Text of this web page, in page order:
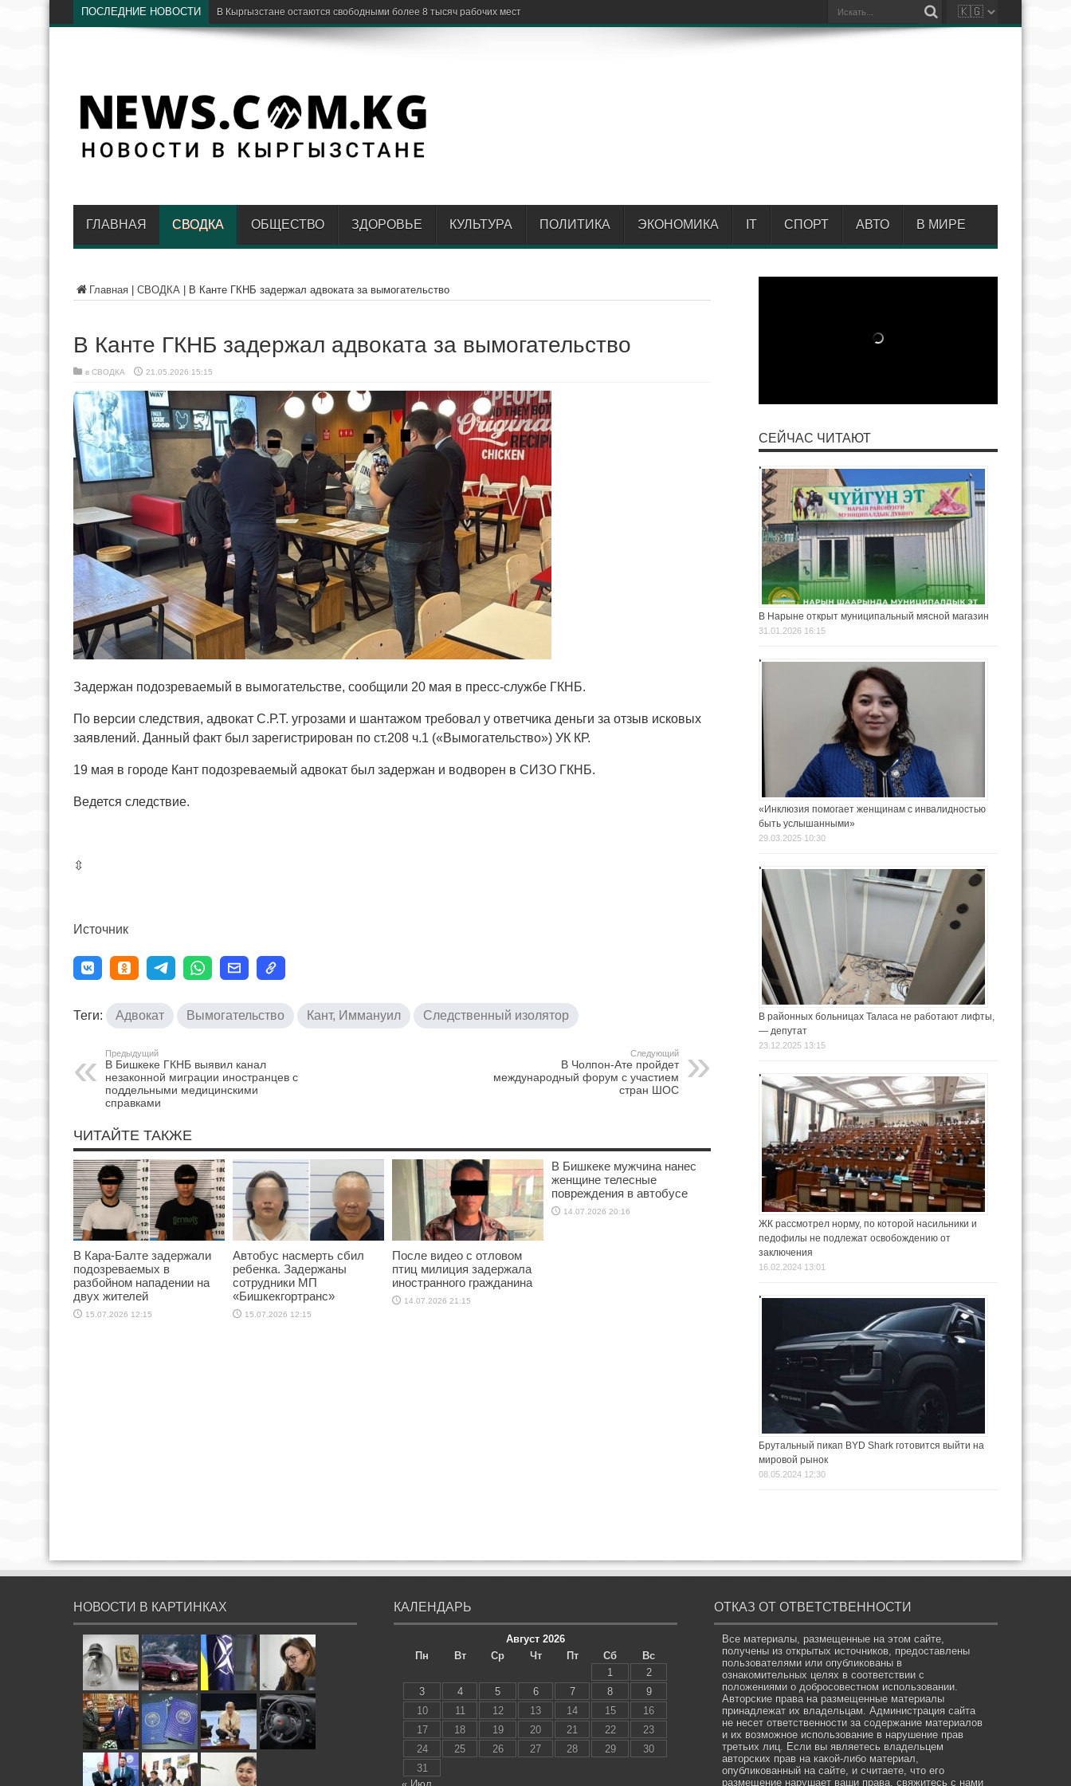
ПОСЛЕДНИЕ НОВОСТИ
ГЛАВНАЯ СВОДКА ОБЩЕСТВО ЗДОРОВЬЕ КУЛЬТУРА ПОЛИТИКА ЭКОНОМИКА IT СПОРТ АВТО В МИРЕ
Главная СВОДКА В Канте ГКНБ задержал адвоката за вымогательство
В Канте ГКНБ задержал адвоката за вымогательство
в СВОДКА 21.05.2026 15:15
Задержан подозреваемый в вымогательстве, сообщили 20 мая в пресс-службе ГКНБ.
По версии следствия, адвокат С.Р.Т. угрозами и шантажом требовал у ответчика деньги за отзыв исковых
заявлений. Данный факт был зарегистрирован по ст.208 ч.1 («Вымогательство») УК КР.
19 мая в городе Кант подозреваемый адвокат был задержан и водворен в СИЗО ГКНБ.
Ведется следствие.
⇳
Источник
Теги: Адвокат Вымогательство Кант, Иммануил Следственный изолятор
Предыдущий
В Бишкеке ГКНБ выявил канал
незаконной миграции иностранцев с
поддельными медицинскими
справками
Следующий
В Чолпон-Ате пройдет
международный форум с участием
стран ШОС
ЧИТАЙТЕ ТАКЖЕ
В Кара-Балте задержали
подозреваемых в
разбойном нападении на
двух жителей
15.07.2026 12:15
Автобус насмерть сбил
ребенка. Задержаны
сотрудники МП
«Бишкекгортранс»
15.07.2026 12:15
После видео с отловом
птиц милиция задержала
иностранного гражданина
14.07.2026 21:15
В Бишкеке мужчина нанес
женщине телесные
повреждения в автобусе
14.07.2026 20:16
СЕЙЧАС ЧИТАЮТ
В Нарыне открыт муниципальный мясной магазин
31.01.2026 16:15
«Инклюзия помогает женщинам с инвалидностью
быть услышанными»
29.03.2025 10:30
В районных больницах Таласа не работают лифты,
— депутат
23.12.2025 13:15
ЖК рассмотрел норму, по которой насильники и
педофилы не подлежат освобождению от
заключения
16.02.2024 13:01
Брутальный пикап BYD Shark готовится выйти на
мировой рынок
08.05.2024 12:30
НОВОСТИ В КАРТИНКАХ КАЛЕНДАРЬ
Август 2026
Пн
Вт Ср Чт Пт Сб
Вс
1
2
3
4 5 6 7 8
9
10
11 12 13 14 15
16
17
18 19 20 21 22
23
24
25 26 27 28 29
30
31
ОТКАЗ ОТ ОТВЕТСТВЕННОСТИ
Все материалы, размещенные на этом сайте,
получены из открытых источников, предоставлены
пользователями или опубликованы в
ознакомительных целях в соответствии с
положениями о добросовестном использовании.
Авторские права на размещенные материалы
принадлежат их владельцам. Администрация сайта
не несет ответственности за содержание материалов
и их возможное использование в нарушение прав
третьих лиц. Если вы являетесь владельцем
авторских прав на какой-либо материал,
опубликованный на сайте, и считаете, что его
размещение нарушает ваши права, свяжитесь с нами